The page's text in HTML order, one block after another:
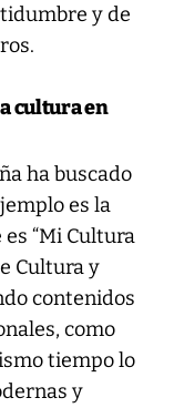
y de
cultura en
ha buscado
es la
“Mi Cultura
Cultura y
contenidos
como
tiempo lo
y